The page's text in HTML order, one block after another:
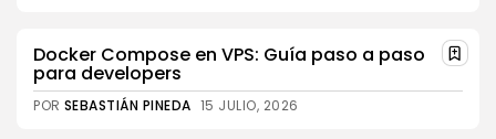
Docker Compose en VPS: Guía paso a paso
para developers
POR SEBASTIÁN PINEDA 15 JULIO, 2026